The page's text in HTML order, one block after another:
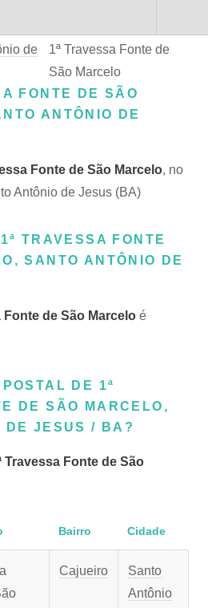
de
1ª Travessa Fonte de
São Marcelo
FONTE DE SÃO
ANTÔNIO DE
Fonte de São Marcelo, no
Antônio de Jesus (BA)
TRAVESSA FONTE
SANTO ANTÔNIO DE
Fonte de São Marcelo é
DE 1ª
DE SÃO MARCELO,
DE JESUS / BA?
Travessa Fonte de São
Bairro Cidade
Cajueiro
Santo
Antônio